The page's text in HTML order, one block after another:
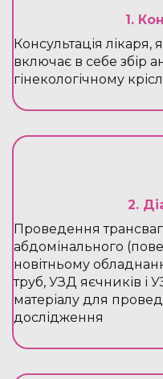
1.
Консультація лікаря,
включає в себе збір
гінекологічному
2.
Проведення
абдомінального
новітньому
труб, УЗД яєчників і
матеріалу для
дослідження